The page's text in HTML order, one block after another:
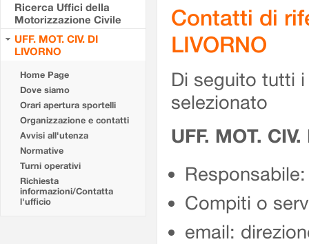
Ricerca Uffici della
Motorizzazione Civile
UFF. MOT. CIV. DI
LIVORNO
Home Page
Dove siamo
Orari apertura sportelli
Organizzazione e contatti
Avvisi all'utenza
Normative
Turni operativi
Richiesta
informazioni/Contatta
l'ufficio
Contatti di
LIVORNO
Di seguito tutti
selezionato
UFF. MOT.
Compiti o
email: